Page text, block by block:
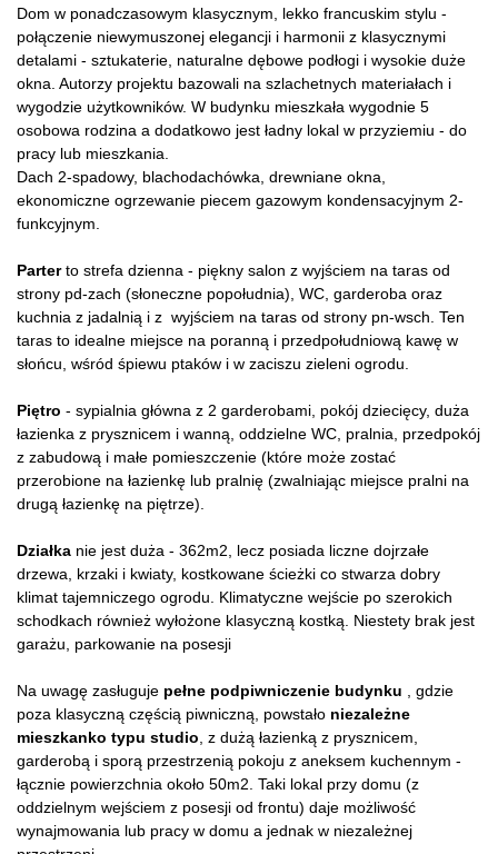
Dom w ponadczasowym klasycznym, lekko francuskim stylu -
połączenie niewymuszonej elegancji i harmonii z klasycznymi
detalami - sztukaterie, naturalne dębowe podłogi i wysokie duże
okna. Autorzy projektu bazowali na szlachetnych materiałach i
wygodzie użytkowników. W budynku mieszkała wygodnie 5
osobowa rodzina a dodatkowo jest ładny lokal w przyziemiu - do
pracy lub mieszkania.
Dach 2-spadowy, blachodachówka, drewniane okna,
ekonomiczne ogrzewanie piecem gazowym kondensacyjnym 2-
funkcyjnym.
Parterto strefa dzienna - piękny salon z wyjściem na taras od
strony pd-zach (słoneczne popołudnia), WC, garderoba oraz
kuchnia z jadalnią i z wyjściem na taras od strony pn-wsch. Ten
taras to idealne miejsce na poranną i przedpołudniową kawę w
słońcu, wśród śpiewu ptaków i w zaciszu zieleni ogrodu.
Piętro - sypialnia główna z 2 garderobami, pokój dziecięcy, duża
łazienka z prysznicem i wanną, oddzielne WC, pralnia, przedpokój
z zabudową i małe pomieszczenie (które może zostać
przerobione na łazienkę lub pralnię (zwalniając miejsce pralni na
drugą łazienkę na piętrze).
Działka nie jest duża - 362m2, lecz posiada liczne dojrzałe
drzewa, krzaki i kwiaty, kostkowane ścieżki co stwarza dobry
klimat tajemniczego ogrodu. Klimatyczne wejście po szerokich
schodkach również wyłożone klasyczną kostką. Niestety brak jest
garażu, parkowanie na posesji
Na uwagę zasługuje pełne podpiwniczenie budynku , gdzie
poza klasyczną częścią piwniczną, powstało niezależne
mieszkanko typu studio , z dużą łazienką z prysznicem,
garderobą i sporą przestrzenią pokoju z aneksem kuchennym -
łącznie powierzchnia około 50m2. Taki lokal przy domu (z
oddzielnym wejściem z posesji od frontu) daje możliwość
wynajmowania lub pracy w domu a jednak w niezależnej